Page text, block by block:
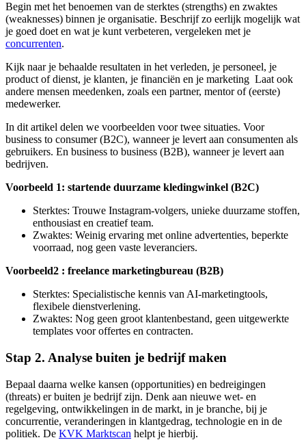
Begin met het benoemen van de sterktes (strengths) en zwaktes
(weaknesses) binnen je organisatie. Beschrijf zo eerlijk mogelijk wat
je goed doet en wat je kunt verbeteren, vergeleken met je
concurrenten.
Kijk naar je behaalde resultaten in het verleden, je personeel, je
product of dienst, je klanten, je financiën en je marketing Laat ook
andere mensen meedenken, zoals een partner, mentor of (eerste)
medewerker.
In dit artikel delen we voorbeelden voor twee situaties. Voor
business to consumer (B2C), wanneer je levert aan consumenten als
gebruikers. En business to business (B2B), wanneer je levert aan
bedrijven.
Voorbeeld 1: startende duurzame kledingwinkel (B2C)
Sterktes: Trouwe Instagram-volgers, unieke duurzame stoffen,
enthousiast en creatief team.
Zwaktes: Weinig ervaring met online advertenties, beperkte
voorraad, nog geen vaste leveranciers.
Voorbeeld2 : freelance marketingbureau (B2B)
Sterktes: Specialistische kennis van AI-marketingtools,
flexibele dienstverlening.
Zwaktes: Nog geen groot klantenbestand, geen uitgewerkte
templates voor offertes en contracten.
Stap 2. Analyse buiten je bedrijf maken
Bepaal daarna welke kansen (opportunities) en bedreigingen
(threats) er buiten je bedrijf zijn. Denk aan nieuwe wet- en
regelgeving, ontwikkelingen in de markt, in je branche, bij je
concurrentie, veranderingen in klantgedrag, technologie en in de
politiek. De KVK Marktscan helpt je hierbij.